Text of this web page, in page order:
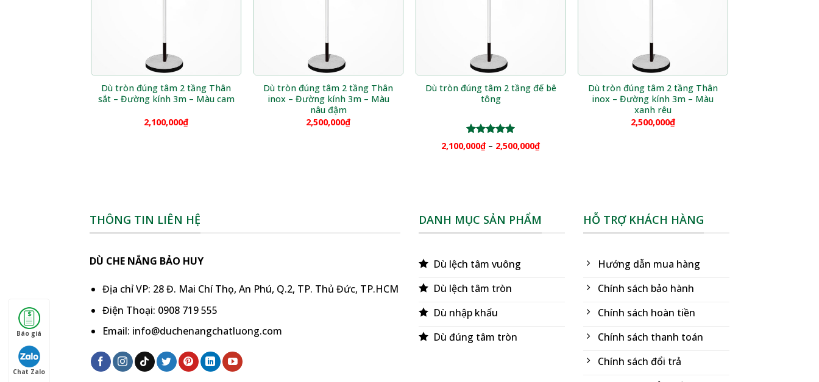
Dù tròn đúng tâm 2 tầng Thân
sắt – Đường kính 3m – Màu cam
2,100,000₫
Dù tròn đúng tâm 2 tầng Thân
inox – Đường kính 3m – Màu
nâu đậm
2,500,000₫
Dù tròn đúng tâm 2 tầng đế bê
tông
Được xếp
hạng
5.00
2,100,000₫ – 2,500,000₫
Dù tròn đúng tâm 2 tầng Thân
inox – Đường kính 3m – Màu
xanh rêu
2,500,000₫
THÔNG TIN LIÊN HỆ
DÙ CHE NẮNG BẢO HUY
Địa chỉ VP: 28 Đ. Mai Chí Thọ, An Phú, Q.2, TP. Thủ Đức, TP.HCM
Điện Thoại: 0908 719 555
Email: info@duchenangchatluong.com
DANH MỤC SẢN PHẨM
Dù lệch tâm vuông
Dù lệch tâm tròn
Dù nhập khẩu
Dù đúng tâm tròn
HỖ TRỢ KHÁCH HÀNG
Hướng dẫn mua hàng
Chính sách bảo hành
Chính sách hoàn tiền
Chính sách thanh toán
Chính sách đổi trả
Báo giá
Chat Zalo